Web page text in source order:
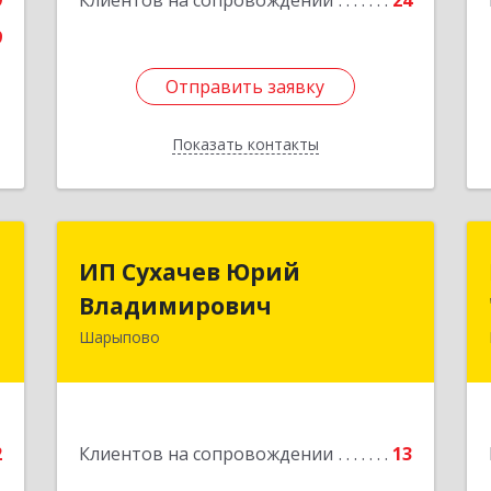
Отправить заявку
Показать контакты
Отправить заявку
Назад
ИП Сухачев Юрий
Владимирович
Шарыпово
Клиентов на сопровождении 13
ИП Сухачев Юрий
Владимирович
Подробнее